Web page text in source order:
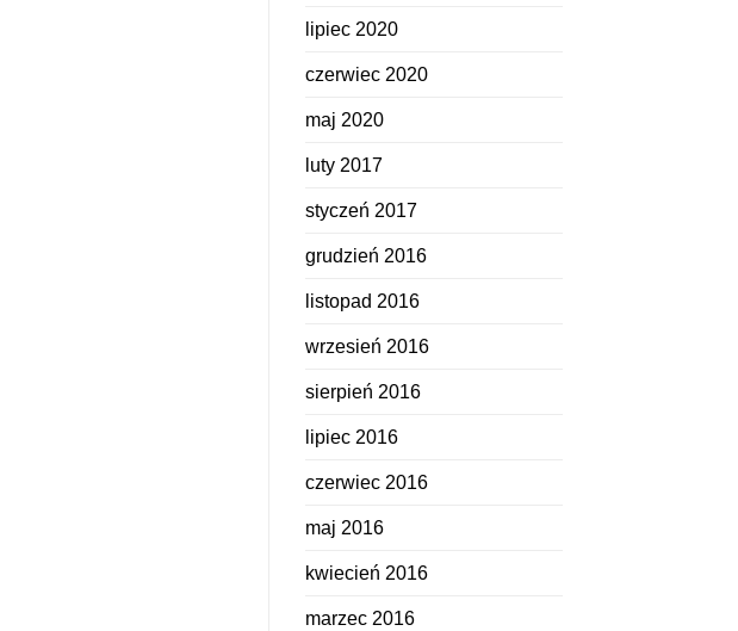
lipiec 2020
czerwiec 2020
maj 2020
luty 2017
styczeń 2017
grudzień 2016
listopad 2016
wrzesień 2016
sierpień 2016
lipiec 2016
czerwiec 2016
maj 2016
kwiecień 2016
marzec 2016